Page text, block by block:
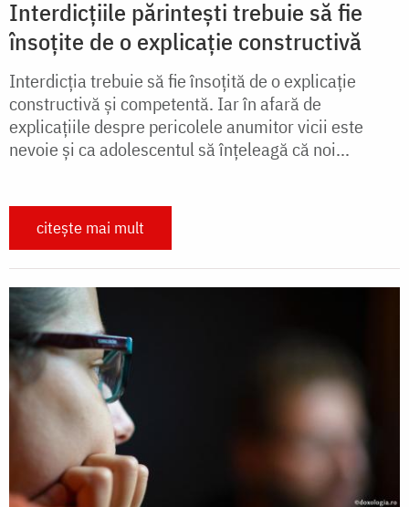
Interdicțiile părintești trebuie să fie
însoțite de o explicație constructivă
Interdicţia trebuie să fie însoţită de o explicaţie
constructivă şi competentă. Iar în afară de
explicaţiile despre pericolele anumitor vicii este
nevoie şi ca adolescentul să înţeleagă că noi...
citește mai mult